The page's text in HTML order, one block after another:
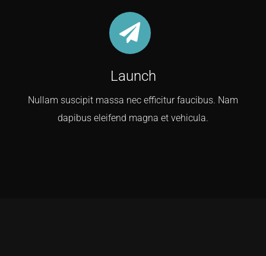
Launch
Nullam suscipit massa nec efficitur faucibus. Nam
dapibus eleifend magna et vehicula.